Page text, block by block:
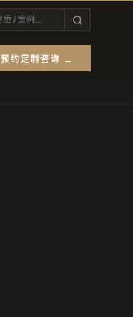
预约定制咨询 →